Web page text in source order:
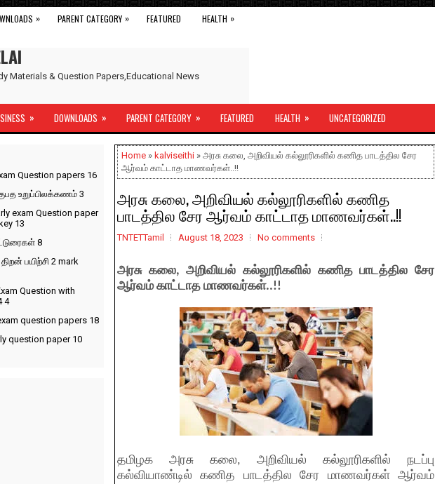
» PARENT CATEGORY » FEATURED HEALTH »
Materials & Question Papers,Educational News
» DOWNLOADS » PARENT CATEGORY » FEATURED HEALTH » UNCATEGORIZED
Home » kalviseithi » அரசு கலை, அறிவியல் கல்லூரிகளில் கணித பாடத்தில சேர
ஆர்வம் காட்டாத மாணவர்கள்..!!
அரசு கலை, அறிவியல் கல்லூரிகளில் கணித
பாடத்தில சேர ஆர்வம் காட்டாத மாணவர்கள்..!!
TNTETTamil August 18, 2023 No comments
அரசு கலை, அறிவியல் கல்லூரிகளில் கணித பாடத்தில சேர
ஆர்வம் காட்டாத மாணவர்கள்..!!
தமிழக அரசு கலை, அறிவியல் கல்லூரிகளில் நடப்பு
கல்வியாண்டில் கணித பாடத்தில சேர மாணவர்கள் ஆர்வம்
Question papers 16
உறுப்பிலக்கணம் 3
exam Question paper
13
8
பயிற்சி 2 mark
Question with
4
question papers 18
question paper10